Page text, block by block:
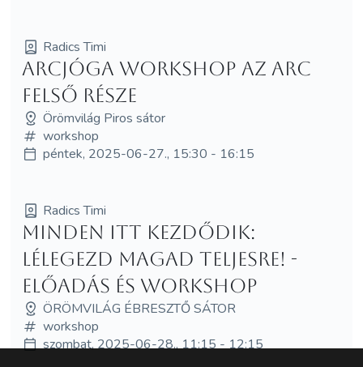
Radics Timi
Arcjóga workshop az arc
felső része
Örömvilág Piros sátor
workshop
péntek, 2025-06-27., 15:30 - 16:15
Radics Timi
Minden itt kezdődik:
LÉLEGEZD magad teljesre! -
előadás és workshop
ÖRÖMVILÁG ÉBRESZTŐ SÁTOR
workshop
szombat, 2025-06-28., 11:15 - 12:15